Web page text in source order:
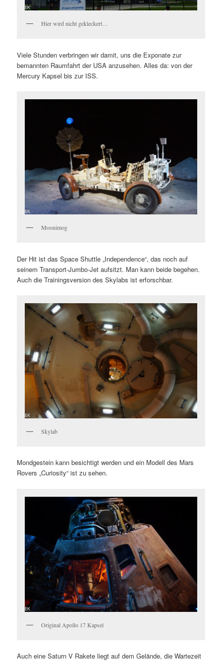
Hier wird nicht gekleckert…
Viele Stunden verbringen wir damit, uns die Exponate zur
bemannten Raumfahrt der USA anzusehen. Alles da: von der
Mercury Kapsel bis zur ISS.
Moonimog
Der Hit ist das Space Shuttle „Independence“, das noch auf
seinem Transport-Jumbo-Jet aufsitzt. Man kann beide begehen.
Auch die Trainingsversion des Skylabs ist erforschbar.
Skylab
Mondgestein kann besichtigt werden und ein Modell des Mars
Rovers „Curiosity“ ist zu sehen.
Original Apollo 17 Kapsel
Auch eine Saturn V Rakete liegt auf dem Gelände, die Wartezeit